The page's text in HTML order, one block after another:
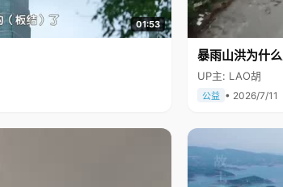
01:53
暴雨山洪为什
UP主: LAO胡
公益 • 2026/7/11